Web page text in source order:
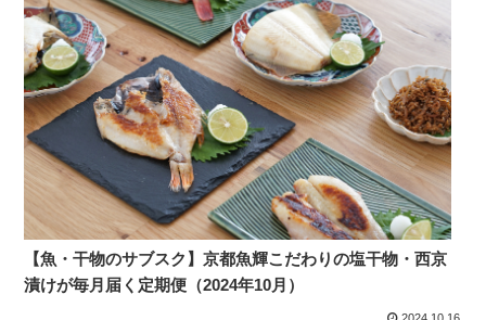
【魚・干物のサブスク】京都魚輝こだわりの塩干物・西京
漬けが毎月届く定期便（2024年10月）